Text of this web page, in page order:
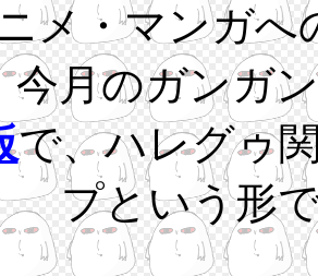
メ・マンガへ
今月のガンガ
で、ハレグゥ
プという形